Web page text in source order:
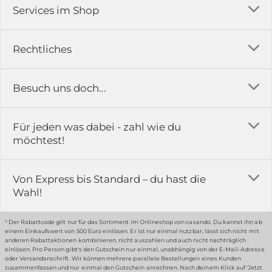
Rechtliches
Impressum
Rückgabe & Reklamation
Widerrufsrecht
Datenschutz-Einstellung
Services im Shop
Versandkosten
Erfahrungsberichte & Bewertungen
Kontakt
Karriere
Gewerbekunden
Grounding Page
Besuch uns doch...
in der Ausstellung...
51789 Lindlar
Hinweis:
… oder in unserem Fachmarkt
Für jeden was dabei - zahl wie du
möchtest!
Von Express bis Standard – du hast die
Wahl!
¹ Der Rabattcode gilt nur für das Sortiment im Onlineshop von casando. Du kannst ihn ab
einem Einkaufswert von 500 Euro einlösen. Er ist nur einmal nutzbar, lässt sich nicht mit
anderen Rabattaktionen kombinieren, nicht auszahlen und auch nicht nachträglich
einlösen. Pro Person gibt's den Gutschein nur einmal, unabhängig von der E-Mail-Adresse
oder Versandanschrift. Wir können mehrere parallele Bestellungen eines Kunden
zusammenfassen und nur einmal den Gutschein anrechnen. Nach deinem Klick auf 'Jetzt